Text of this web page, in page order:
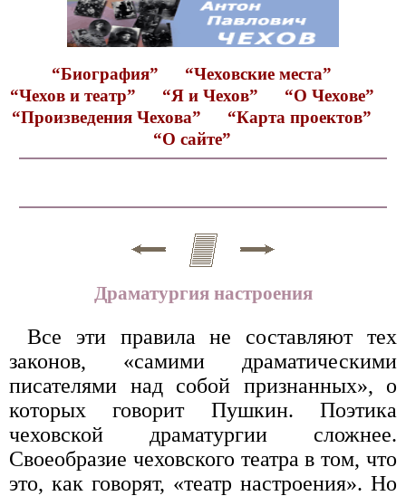
“Биография”
“Чеховские места”
“Чехов и театр”
“Я и Чехов”
“О Чехове”
“Произведения Чехова”
“Карта проектов”
“О сайте”
Драматургия настроения
Все эти правила не составляют тех
законов, «самими драматическими
писателями над собой признанных», о
которых говорит Пушкин. Поэтика
чеховской драматургии сложнее.
Своеобразие чеховского театра в том, что
это, как говорят, «театр настроения». Но